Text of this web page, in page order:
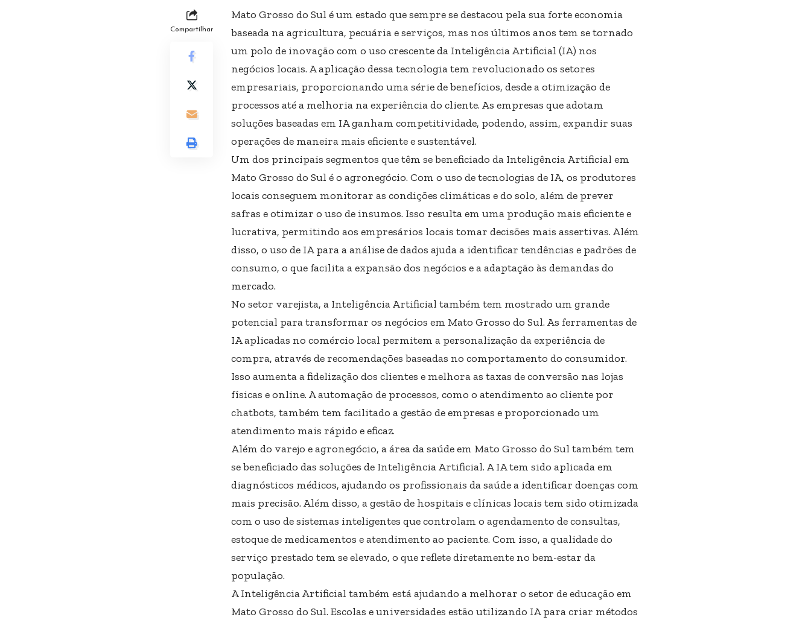
Compartilhar
Mato Grosso do Sul é um estado que sempre se destacou pela sua forte economia
baseada na agricultura, pecuária e serviços, mas nos últimos anos tem se tornado
um polo de inovação com o uso crescente da Inteligência Artificial (IA) nos
negócios locais. A aplicação dessa tecnologia tem revolucionado os setores
empresariais, proporcionando uma série de benefícios, desde a otimização de
processos até a melhoria na experiência do cliente. As empresas que adotam
soluções baseadas em IA ganham competitividade, podendo, assim, expandir suas
operações de maneira mais eficiente e sustentável.
Um dos principais segmentos que têm se beneficiado da Inteligência Artificial em
Mato Grosso do Sul é o agronegócio. Com o uso de tecnologias de IA, os produtores
locais conseguem monitorar as condições climáticas e do solo, além de prever
safras e otimizar o uso de insumos. Isso resulta em uma produção mais eficiente e
lucrativa, permitindo aos empresários locais tomar decisões mais assertivas. Além
disso, o uso de IA para a análise de dados ajuda a identificar tendências e padrões de
consumo, o que facilita a expansão dos negócios e a adaptação às demandas do
mercado.
No setor varejista, a Inteligência Artificial também tem mostrado um grande
potencial para transformar os negócios em Mato Grosso do Sul. As ferramentas de
IA aplicadas no comércio local permitem a personalização da experiência de
compra, através de recomendações baseadas no comportamento do consumidor.
Isso aumenta a fidelização dos clientes e melhora as taxas de conversão nas lojas
físicas e online. A automação de processos, como o atendimento ao cliente por
chatbots, também tem facilitado a gestão de empresas e proporcionado um
atendimento mais rápido e eficaz.
Além do varejo e agronegócio, a área da saúde em Mato Grosso do Sul também tem
se beneficiado das soluções de Inteligência Artificial. A IA tem sido aplicada em
diagnósticos médicos, ajudando os profissionais da saúde a identificar doenças com
mais precisão. Além disso, a gestão de hospitais e clínicas locais tem sido otimizada
com o uso de sistemas inteligentes que controlam o agendamento de consultas,
estoque de medicamentos e atendimento ao paciente. Com isso, a qualidade do
serviço prestado tem se elevado, o que reflete diretamente no bem-estar da
população.
A Inteligência Artificial também está ajudando a melhorar o setor de educação em
Mato Grosso do Sul. Escolas e universidades estão utilizando IA para criar métodos